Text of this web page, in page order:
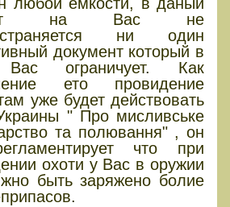
на Вас не
ни один
документ который в
ограничует. Как
ето провидение
уже будет действовать
" Про мисливське
та полювання" , он
что при
охоти у Вас в оружии
быть заряжено болие